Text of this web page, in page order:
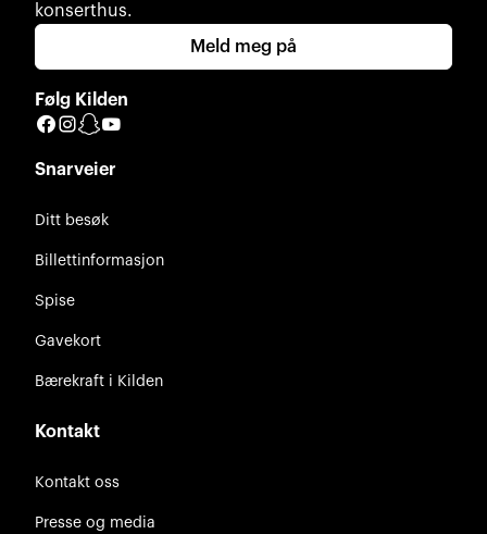
konserthus.
Meld meg på
Følg Kilden
Facebook
Instagram
Snapchat
Snarveier
Ditt besøk
Billettinformasjon
Spise
Gavekort
Bærekraft i Kilden
Kontakt
Kontakt oss
Presse og media